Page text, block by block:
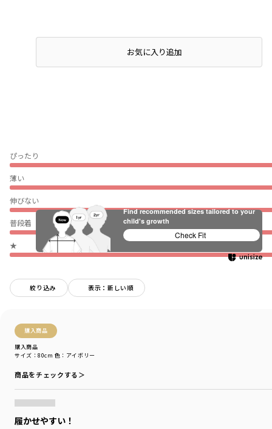
ぴったり
薄い
伸びない
普段着（通園・通学）
★
絞り込み 表示：新しい順
購入商品
購入商品
サイズ：80cm 色：アイボリー
商品をチェックする＞
履かせやすい！
店頭在庫を確認するお気に入り追加
Find recommended sizes tailored to your
child's growth
Check Fit